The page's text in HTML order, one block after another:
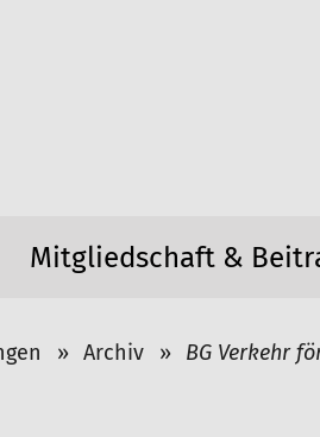
Mitgliedschaft &
Archiv BG Verkehr